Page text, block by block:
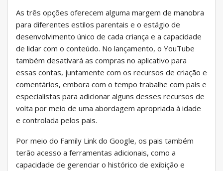
As três opções oferecem alguma margem de manobra
para diferentes estilos parentais e o estágio de
desenvolvimento único de cada criança e a capacidade
de lidar com o conteúdo. No lançamento, o YouTube
também desativará as compras no aplicativo para
essas contas, juntamente com os recursos de criação e
comentários, embora com o tempo trabalhe com pais e
especialistas para adicionar alguns desses recursos de
volta por meio de uma abordagem apropriada à idade
e controlada pelos pais.
Por meio do Family Link do Google, os pais também
terão acesso a ferramentas adicionais, como a
capacidade de gerenciar o histórico de exibição e